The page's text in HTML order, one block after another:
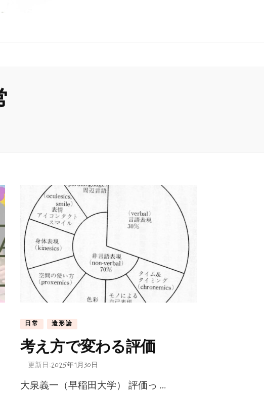
日常 造形論
考え方で変わる評価
更新日:2025年1月30日
大泉義一（早稲田大学） 評価っ …